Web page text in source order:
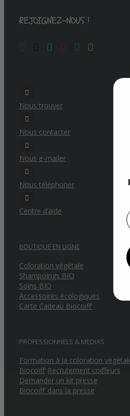
REJOIGNEZ-NOUS !
Nous trouver
Nous contacter
Nous e-mailer
Nous téléphoner
Centre d’aide
BOUTIQUE EN LIGNE
Coloration végétale
Shampoings BIO
Soins BIO
Accessoires écologiques
Carte Cadeau Biocoiff’
PROFESSIONNELS & MEDIAS
Formation à la coloration
Biocoiff’ Recrutement coiffeurs
Demander un kit presse
Biocoiff’ dans la presse